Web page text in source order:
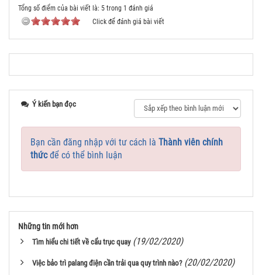
Tổng số điểm của bài viết là: 5 trong 1 đánh giá
Click để đánh giá bài viết
Ý kiến bạn đọc
Bạn cần đăng nhập với tư cách là Thành viên chính
thứcđể có thể bình luận
Những tin mới hơn
Tìm hiểu chi tiết về cẩu trục quay (19/02/2020)
Việc bảo trì palang điện cần trải qua quy trình nào? (20/02/2020)